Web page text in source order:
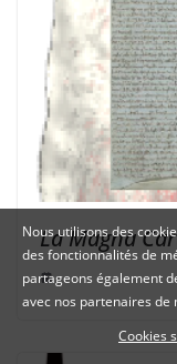
La Magna
Nous utilisons des
des fonctionnalités de
partageons également
avec nos partenaires de
Cookies